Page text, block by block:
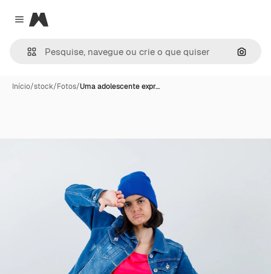
Close menu
Magnific
Início/stock/Fotos/Uma adolescente expr…